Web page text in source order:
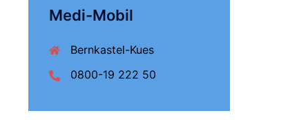
Medi-Mobil
Bernkastel-Kues
0800-19 222 50